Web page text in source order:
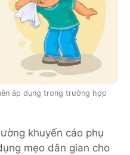
áp dụng trong trường hợp
khuyến cáo phụ
mẹo dân gian cho